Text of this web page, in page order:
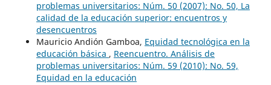
problemas universitarios: Núm. 50 (2007): No. 50, La
calidad de la educación superior: encuentros y
desencuentros
Mauricio Andión Gamboa, Equidad tecnológica en la
educación básica , Reencuentro. Análisis de
problemas universitarios: Núm. 59 (2010): No. 59,
Equidad en la educación